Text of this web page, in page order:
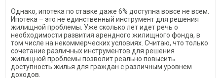
Однако, ипотека по ставке даже 6% доступна вовсе не всем.
Ипотека – это не единственный инструмент для решения
жилищной проблемы. Уже сколько лет идет речь о
необходимости развития арендного жилищного фонда, в
том числе на некоммерческих условиях. Считаю, что только
сочетание различных инструментов для решения
жилищной проблемы позволит реально повысить
доступность жилья для граждан с различным уровнем
доходов.